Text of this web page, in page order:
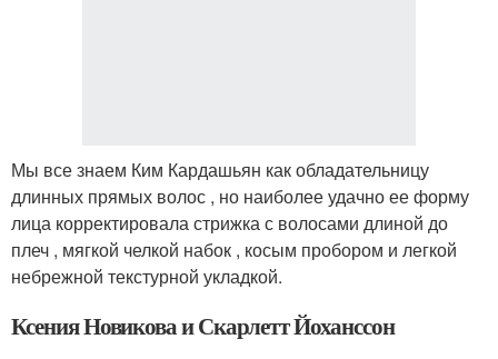
Мы все знаем Ким Кардашьян как обладательницу
длинных прямых волос , но наиболее удачно ее форму
лица корректировала стрижка с волосами длиной до
плеч , мягкой челкой набок , косым пробором и легкой
небрежной текстурной укладкой.
Ксения Новикова и Скарлетт Йоханссон